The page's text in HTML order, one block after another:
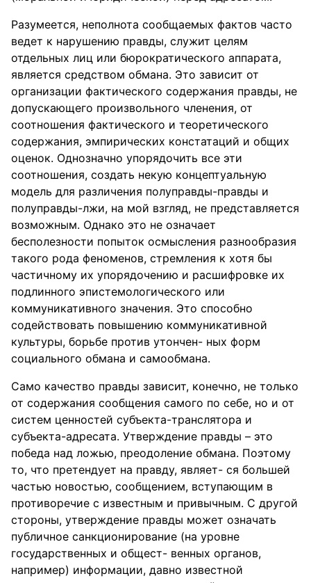
Разумеется, неполнота сообщаемых фактов часто
ведет к нарушению правды, служит целям
отдельных лиц или бюрократического аппарата,
является средством обмана. Это зависит от
организации фактического содержания правды, не
допускающего произвольного членения, от
соотношения фактического и теоретического
содержания, эмпирических констатаций и общих
оценок. Однозначно упорядочить все эти
соотношения, создать некую концептуальную
модель для различения полуправды-правды и
полуправды-лжи, на мой взгляд, не представляется
возможным. Однако это не означает
бесполезности попыток осмысления разнообразия
такого рода феноменов, стремления к хотя бы
частичному их упорядочению и расшифровке их
подлинного эпистемологического или
коммуникативного значения. Это способно
содействовать повышению коммуникативной
культуры, борьбе против утончен- ных форм
социального обмана и самообмана.
Само качество правды зависит, конечно, не только
от содержания сообщения самого по себе, но и от
систем ценностей субъекта-транслятора и
субъекта-адресата. Утверждение правды – это
победа над ложью, преодоление обмана. Поэтому
то, что претендует на правду, являет- ся большей
частью новостью, сообщением, вступающим в
противоречие с известным и привычным. С другой
стороны, утверждение правды может означать
публичное санкционирование (на уровне
государственных и общест- венных органов,
например) информации, давно известной